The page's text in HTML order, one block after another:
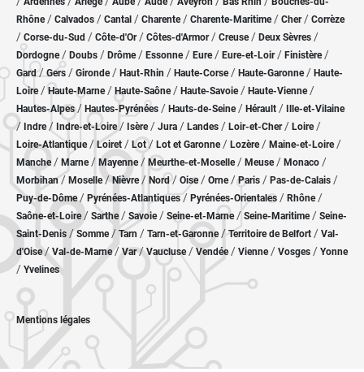
Rhône/ Calvados / Cantal / Charente / Charente-Maritime/ Cher / Corrèze
/ Corse-du-Sud / Côte-d'Or / Côtes-d'Armor/ Creuse/ Deux Sèvres /
Dordogne/ Doubs / Drôme/ Essonne / Eure/ Eure-et-Loir / Finistère/
Gard/Gers / Gironde/ Haut-Rhin / Haute-Corse/ Haute-Garonne/ Haute-
Loire/Haute-Marne/ Haute-Saône/ Haute-Savoie/ Haute-Vienne/
Hautes-Alpes/ Hautes-Pyrénées / Hauts-de-Seine/ Hérault / Ille-et-Vilaine
/ Indre/ Indre-et-Loire/ Isère/ Jura / Landes / Loir-et-Cher/ Loire/
Loire-Atlantique/ Loiret / Lot/ Lot et Garonne/ Lozère / Maine-et-Loire/
Manche/ Marne/ Mayenne/ Meurthe-et-Moselle/ Meuse/ Monaco /
Morbihan/ Moselle/ Nièvre / Nord/ Oise / Orne/Paris / Pas-de-Calais /
Puy-de-Dôme/ Pyrénées-Atlantiques / Pyrénées-Orientales / Rhône/
Saône-et-Loire/ Sarthe/ Savoie/ Seine-et-Marne/ Seine-Maritime/ Seine-
Saint-Denis /Somme/ Tarn / Tarn-et-Garonne/Territoire de Belfort / Val-
d'Oise/ Val-de-Marne/Var/Vaucluse/ Vendée/ Vienne/ Vosges / Yonne
/ Yvelines
Mentions légales